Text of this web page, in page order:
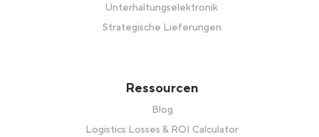
Unterhaltungselektronik
Strategische Lieferungen
Ressourcen
Blog
Logistics Losses & ROI Calculator